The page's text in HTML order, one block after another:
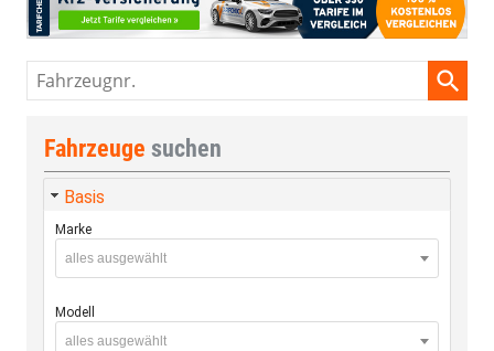
Fahrzeugnr.
Fahrzeuge suchen
Basis
Marke
alles ausgewählt
Modell
alles ausgewählt